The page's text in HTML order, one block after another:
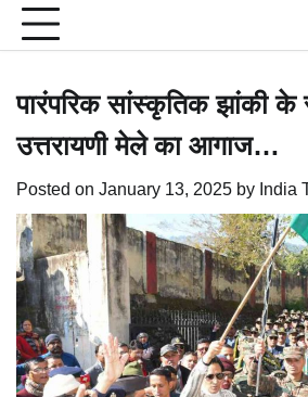
पारंपरिक सांस्कृतिक झांकी
उत्तरायणी मेले का आगाज…
Posted on January 13, 2025 by India